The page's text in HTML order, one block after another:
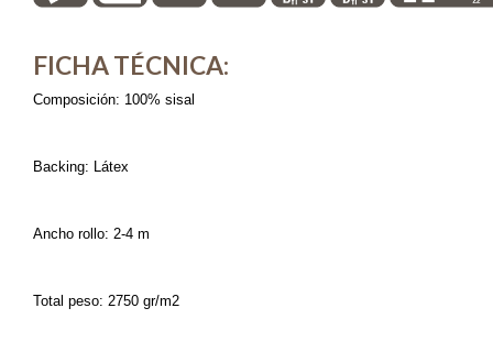
FICHA TÉCNICA:
Composición: 100% sisal
Backing: Látex
Ancho rollo: 2-4 m
Total peso: 2750 gr/m2